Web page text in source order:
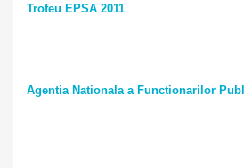
Trofeu EPSA 2011
Agentia Nationala a Functionarilor